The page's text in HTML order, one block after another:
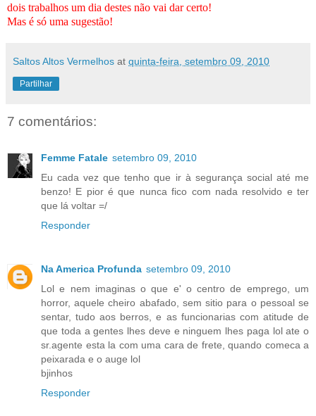
dois trabalhos um dia destes não vai dar certo!
Mas é só uma sugestão!
Saltos Altos Vermelhos at quinta-feira, setembro 09, 2010
Partilhar
7 comentários:
Femme Fatale setembro 09, 2010
Eu cada vez que tenho que ir à segurança social até me
benzo! E pior é que nunca fico com nada resolvido e ter
que lá voltar =/
Responder
Na America Profunda setembro 09, 2010
Lol e nem imaginas o que e' o centro de emprego, um
horror, aquele cheiro abafado, sem sitio para o pessoal se
sentar, tudo aos berros, e as funcionarias com atitude de
que toda a gentes lhes deve e ninguem lhes paga lol ate o
sr.agente esta la com uma cara de frete, quando comeca a
peixarada e o auge lol
bjinhos
Responder